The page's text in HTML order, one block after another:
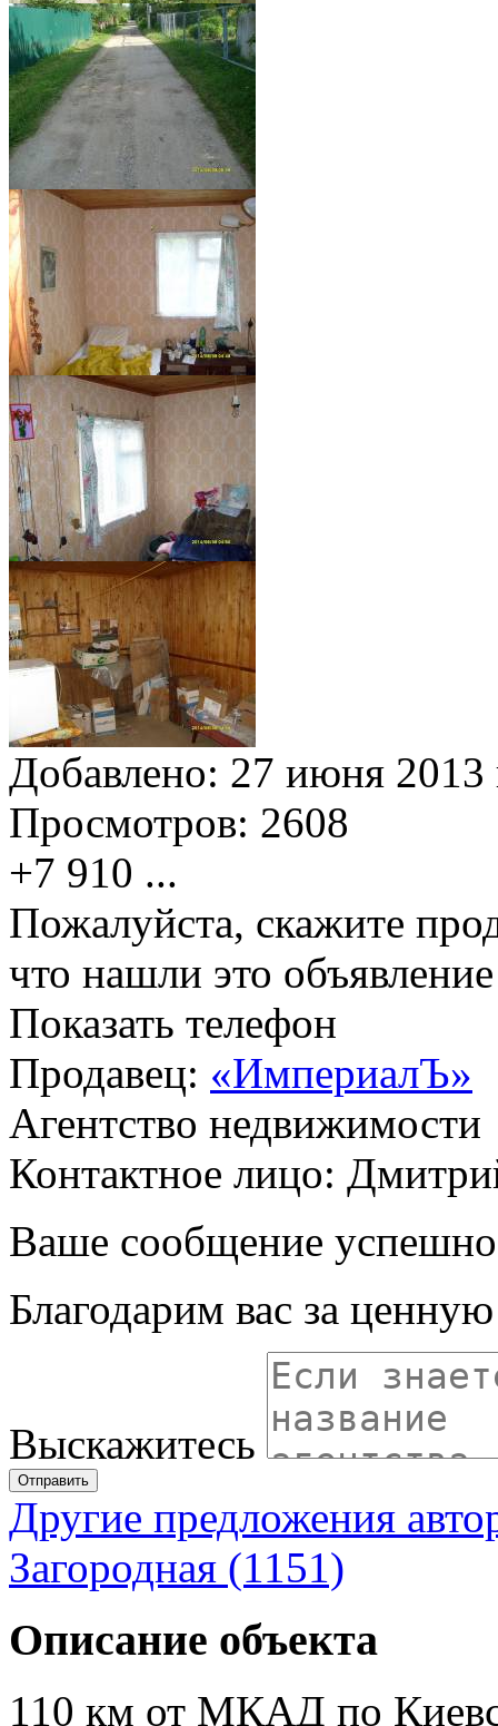
Добавлено: 27 июня 2013
Просмотров: 2608
+7 910 ...
Пожалуйста, скажите
что нашли это
Показать телефон
Продавец: «ИмпериалЪ»
Агентство недвижимости
Контактное лицо:
Ваше сообщение успешно
Благодарим вас за
Выскажитесь
Отправить
Другие предложения
Загородная (1151)
Описание объекта
110 км от МКАД по